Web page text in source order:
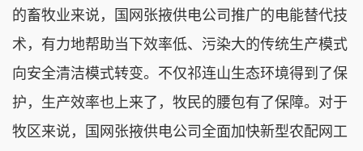
的畜牧业来说，国网张掖供电公司推广的电能替代技
术，有力地帮助当下效率低、污染大的传统生产模式
向安全清洁模式转变。不仅祁连山生态环境得到了保
护，生产效率也上来了，牧民的腰包有了保障。对于
牧区来说，国网张掖供电公司全面加快新型农配网工